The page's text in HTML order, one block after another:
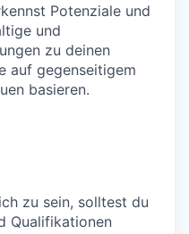
Potenziale und
und
zu deinen
auf gegenseitigem
basieren.
zu sein, solltest du
Qualifikationen